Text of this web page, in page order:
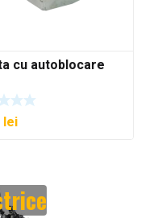
cu autoblocare
lei